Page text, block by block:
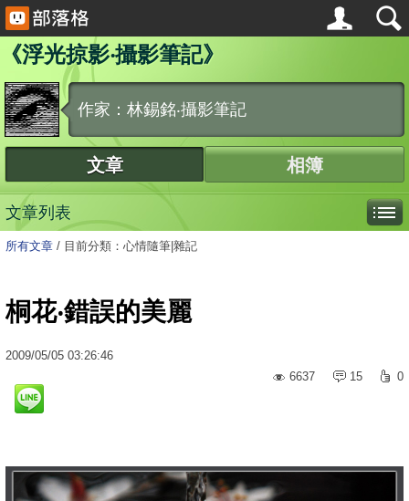
《浮光掠影‧攝影筆記》
作家：林錫銘‧攝影筆記
文章 相簿
文章列表
所有文章 / 目前分類：心情隨筆|雜記
桐花‧錯誤的美麗
2009/05/05 03:26:46
6637
15 0